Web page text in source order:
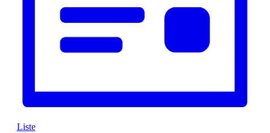
Liste